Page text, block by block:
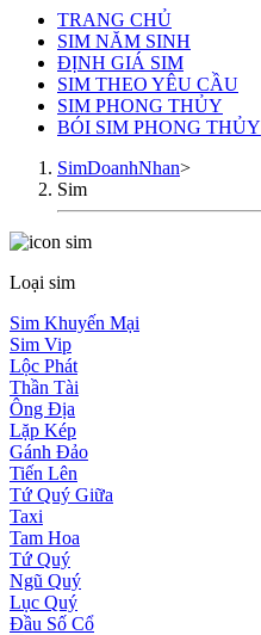
TRANG CHỦ
SIM NĂM SINH
ĐỊNH GIÁ SIM
SIM THEO YÊU CẦU
SIM PHONG THỦY
BÓI SIM PHONG THỦY
SimDoanhNhan>
Sim
Loại sim
Sim Khuyến Mại
Sim Vip
Lộc Phát
Thần Tài
Ông Địa
Lặp Kép
Gánh Đảo
Tiến Lên
Tứ Quý Giữa
Taxi
Tam Hoa
Tứ Quý
Ngũ Quý
Lục Quý
Đầu Số Cổ